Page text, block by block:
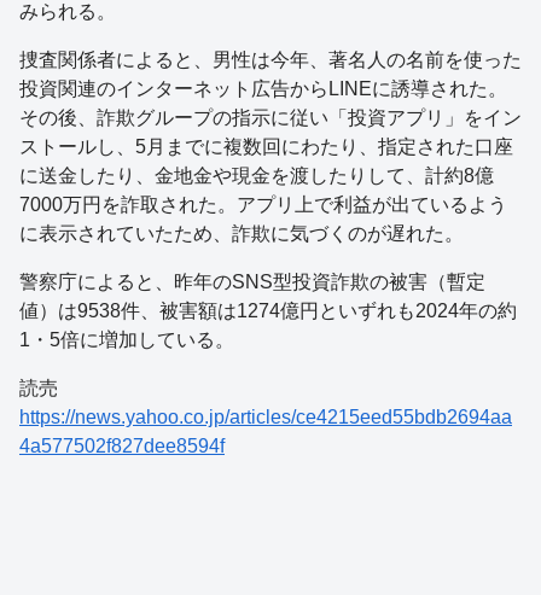
みられる。
捜査関係者によると、男性は今年、著名人の名前を使った
投資関連のインターネット広告からLINEに誘導された。
その後、詐欺グループの指示に従い「投資アプリ」をイン
ストールし、5月までに複数回にわたり、指定された口座
に送金したり、金地金や現金を渡したりして、計約8億
7000万円を詐取された。アプリ上で利益が出ているよう
に表示されていたため、詐欺に気づくのが遅れた。
警察庁によると、昨年のSNS型投資詐欺の被害（暫定
値）は9538件、被害額は1274億円といずれも2024年の約
1・5倍に増加している。
読売
https://news.yahoo.co.jp/articles/ce4215eed55bdb2694aa
4a577502f827dee8594f